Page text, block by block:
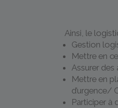
Ainsi, le
Gestion
Mettre en
Assurer des
Mettre en
d’urgence/
Participer à